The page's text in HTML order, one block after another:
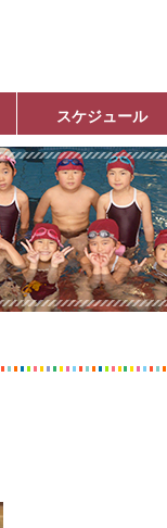
スケジュール